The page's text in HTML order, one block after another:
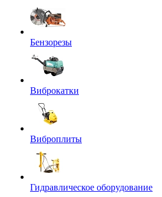
Бензорезы
Виброкатки
Виброплиты
Гидравлическое оборудование